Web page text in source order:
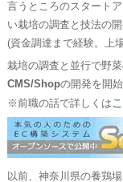
言うところのスタート
い栽培の調査と技法の
(資金調達まで経験。上
栽培の調査と並行で野
CMS/Shopの開発を開始
※前職の話で詳しくは
以前、神奈川県の養鶏場